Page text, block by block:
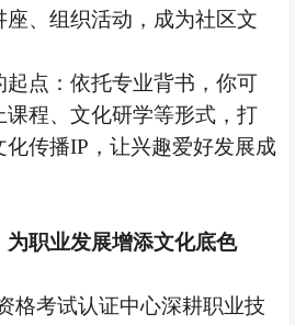
座、组织活动，成为社区文
起点：依托专业背书，你可
课程、文化研学等形式，打
化传播IP，让兴趣爱好发展成
为职业发展增添文化底色
格考试认证中心深耕职业技